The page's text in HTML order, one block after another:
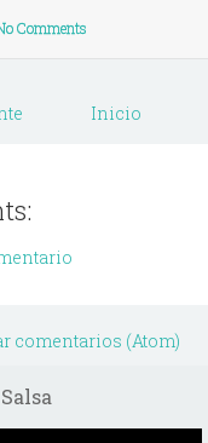
Comments
Inicio
comentarios (Atom)